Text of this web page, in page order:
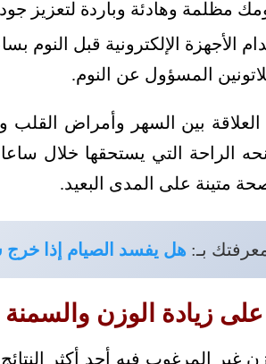
مظلمة وهادئة وباردة لتعزيز
الأجهزة الإلكترونية قبل النوم
المسؤول عن النوم.
بين السهر وأمراض القلب
الراحة التي يستحقها خلال
متينة على المدى البعيد.
بـ: هل يفسد الصيام إذا خرج
على زيادة الوزن والسمنة
غير المرغوب فيه أحد أكثر